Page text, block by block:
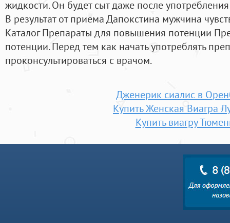
жидкости. Он будет сыт даже после
В результат от приема Дапокстина мужчина
Каталог Препараты для повышения потенции
потенции. Перед тем как начать употреблять
проконсультироваться с врачом.
Дженерик сиалис в
Купить Женская Виагра
Купить виагру